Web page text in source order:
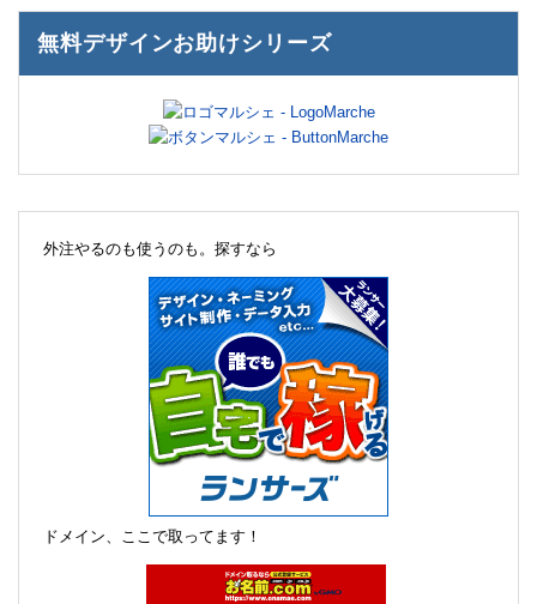
無料デザインお助けシリーズ
外注やるのも使うのも。探すなら
ドメイン、ここで取ってます！